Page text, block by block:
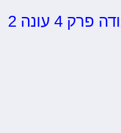
פרק 4 עונה 2